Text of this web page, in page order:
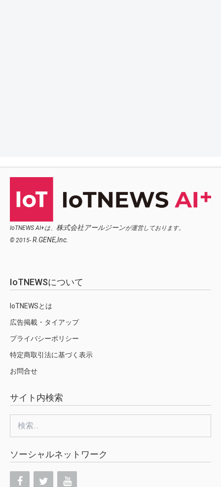
IoTNEWS AI+は、 株式会社アールジーンが運営しております。
© 2015- R.GENE,Inc.
IoTNEWSについて
IoTNEWSとは
広告掲載・タイアップ
プライバシーポリシー
特定商取引法に基づく表示
お問合せ
サイト内検索
索:
ソーシャルネットワーク